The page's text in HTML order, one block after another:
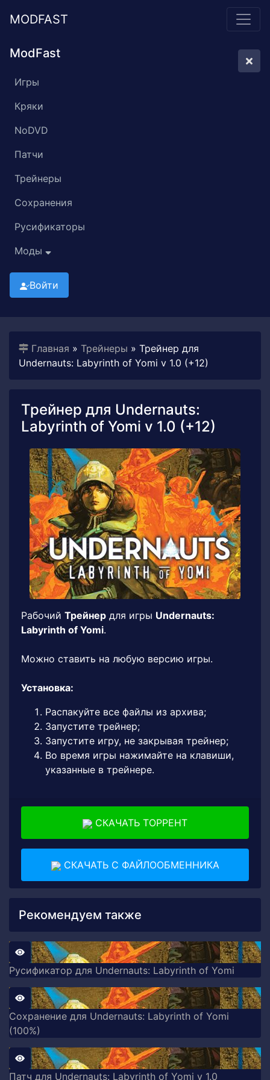
MODFAST
ModFast
Игры
Кряки
NoDVD
Патчи
Трейнеры
Сохранения
Русификаторы
Моды
Войти
Главная » Трейнеры » Трейнер для
Undernauts: Labyrinth of Yomi v 1.0 (+12)
Трейнер для Undernauts:
Labyrinth of Yomi v 1.0 (+12)
Рабочий Трейнер для игры Undernauts:
Labyrinth of Yomi.
Можно ставить на любую версию игры.
Установка:
Распакуйте все файлы из архива;
Запустите трейнер;
Запустите игру, не закрывая трейнер;
Во время игры нажимайте на клавиши,
указанные в трейнере.
СКАЧАТЬ ТОРРЕНТ
СКАЧАТЬ С ФАЙЛООБМЕННИКА
Рекомендуем также
Русификатор для Undernauts: Labyrinth of Yomi
Сохранение для Undernauts: Labyrinth of Yomi
(100%)
Патч для Undernauts: Labyrinth of Yomi v 1.0